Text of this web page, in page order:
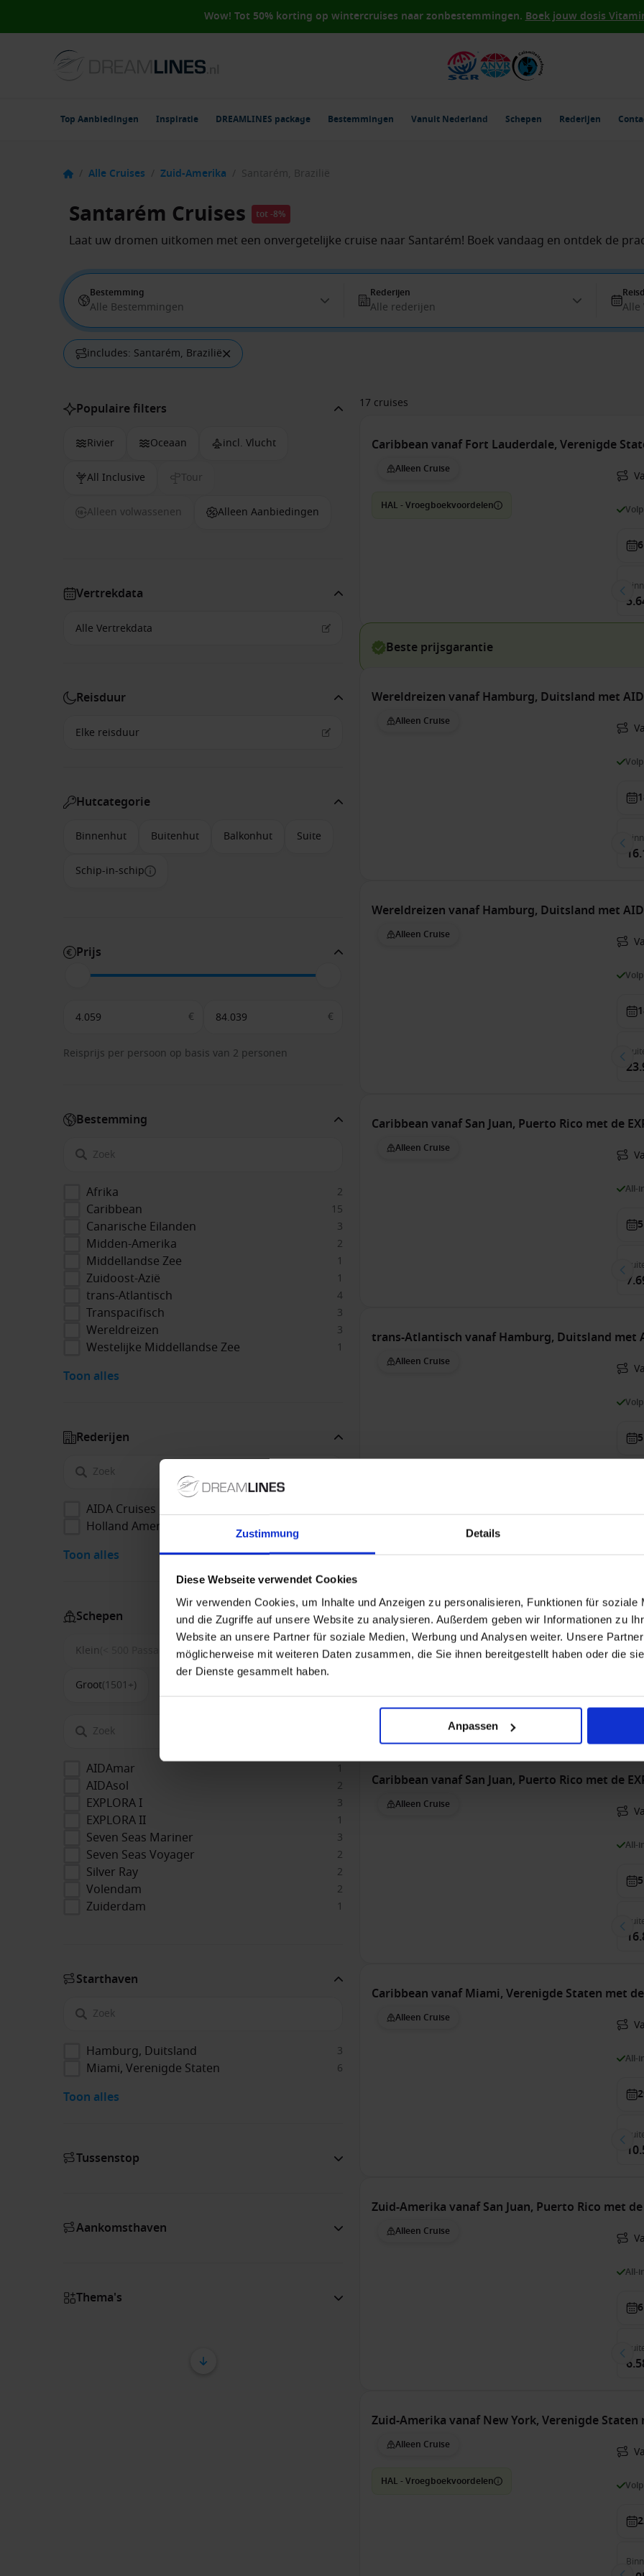
Zustimmung Details
Diese Webseite verwendet Cookies
Wir verwenden Cookies, um Inhalte und Anzeigen zu personalisieren, Funktionen für soziale
und die Zugriffe auf unsere Website zu analysieren. Außerdem geben wir Informationen zu
Website an unsere Partner für soziale Medien, Werbung und Analysen weiter. Unsere
möglicherweise mit weiteren Daten zusammen, die Sie ihnen bereitgestellt haben oder die
der Dienste gesammelt haben.
Anpassen
Wow! Tot 50% korting op wintercruises naar zonbestemmingen. Boek jouw dosis
Top Aanbiedingen Inspiratie DREAMLINES package Bestemmingen Vanuit Nederland Schepen Rederijen
/ Alle Cruises / Zuid-Amerika / Santarém, Brazilië
Santarém Cruises tot -8%
Laat uw dromen uitkomen met een onvergetelijke cruise naar Santarém! Boek vandaag en ontdek de
Bestemming
Alle Bestemmingen
Rederijen
Alle rederijen Alle
includes: Santarém, Brazilië
Populaire filters
Rivier Oceaan incl. Vlucht
All Inclusive Tour
Alleen volwassenen Alleen Aanbiedingen
Vertrekdata
Reisduur
Hutcategorie
Binnenhut Buitenhut Balkonhut Suite
Schip-in-schip
Prijs
€ €
Reisprijs per persoon op basis van 2 personen
Bestemming
Afrika 2
Caribbean 15
Canarische Eilanden 3
Midden-Amerika 2
Middellandse Zee 1
Zuidoost-Azië 1
trans-Atlantisch 4
Transpacifisch 3
Wereldreizen 3
Westelijke Middellandse Zee 1
Toon alles
Rederijen
AIDA Cruises
Holland America Line
Toon alles
Schepen
Klein (< 500 Passagiers) Middel(500-1500)
Groot(1501+)
AIDAmar 1
AIDAsol 2
EXPLORA I 3
EXPLORA II 1
Seven Seas Mariner 3
Seven Seas Voyager 2
Silver Ray 2
Volendam 2
Zuiderdam 1
Start­haven
Hamburg, Duitsland 3
Miami, Verenigde Staten 6
Toon alles
Tussenstop
Aankomsthaven
Thema's
17 cruises
Caribbean vanaf Fort Lauderdale, Verenigde
Alleen Cruise
HAL - Vroegboekvoordelen
Beste prijsgarantie
Wereldreizen vanaf Hamburg, Duitsland met
Alleen Cruise
Wereldreizen vanaf Hamburg, Duitsland met
Alleen Cruise
Caribbean vanaf San Juan, Puerto Rico met de
Alleen Cruise
All-
trans-Atlantisch vanaf Hamburg, Duitsland met
Alleen Cruise
Wereldreizen vanaf Miami, Verenigde Staten
All-
Caribbean vanaf San Juan, Puerto Rico met de
Alleen Cruise
All-
Caribbean vanaf Miami, Verenigde Staten met de
Alleen Cruise
All-
Zuid-Amerika vanaf San Juan, Puerto Rico met de
Alleen Cruise
All-
Zuid-Amerika vanaf New York, Verenigde Staten
Alleen Cruise
HAL - Vroegboekvoordelen